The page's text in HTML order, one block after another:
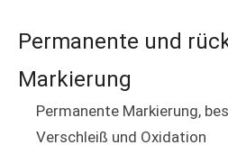
Permanente und
Markierung
Permanente Markierung,
Verschleiß und Oxidation